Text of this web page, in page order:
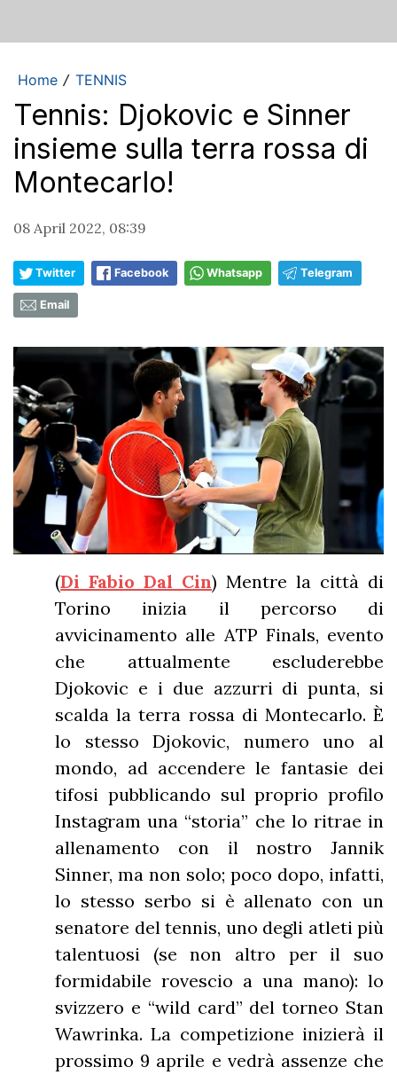
Home / TENNIS
Tennis: Djokovic e Sinner
insieme sulla terra rossa di
Montecarlo!
08 April 2022, 08:39
Twitter Facebook Whatsapp Telegram
Email
(Di Fabio Dal Cin) Mentre la città di
Torino inizia il percorso di
avvicinamento alle ATP Finals, evento
che attualmente escluderebbe
Djokovic e i due azzurri di punta, si
scalda la terra rossa di Montecarlo. È
lo stesso Djokovic, numero uno al
mondo, ad accendere le fantasie dei
tifosi pubblicando sul proprio profilo
Instagram una “storia” che lo ritrae in
allenamento con il nostro Jannik
Sinner, ma non solo; poco dopo, infatti,
lo stesso serbo si è allenato con un
senatore del tennis, uno degli atleti più
talentuosi (se non altro per il suo
formidabile rovescio a una mano): lo
svizzero e “wild card” del torneo Stan
Wawrinka. La competizione inizierà il
prossimo 9 aprile e vedrà assenze che